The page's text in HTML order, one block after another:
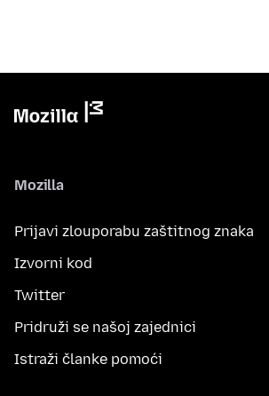
Mozilla
Prijavi zlouporabu zaštitnog znaka
Izvorni kod
Twitter
Pridruži se našoj zajednici
Istraži članke pomoći